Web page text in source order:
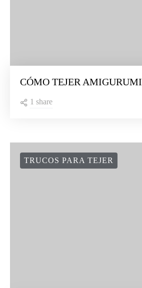
CÓMO TEJER AMIGURUMI
1 share
TRUCOS PARA TEJER